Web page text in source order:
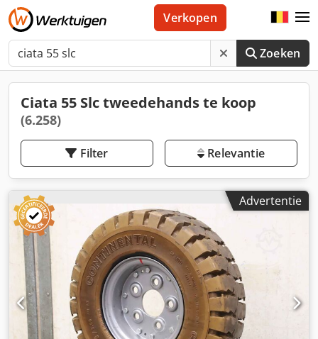
Zoeken
Verkopen
Ciata 55 Slc tweedehands te koop
(6.258)
Filter Relevantie
Advertentie